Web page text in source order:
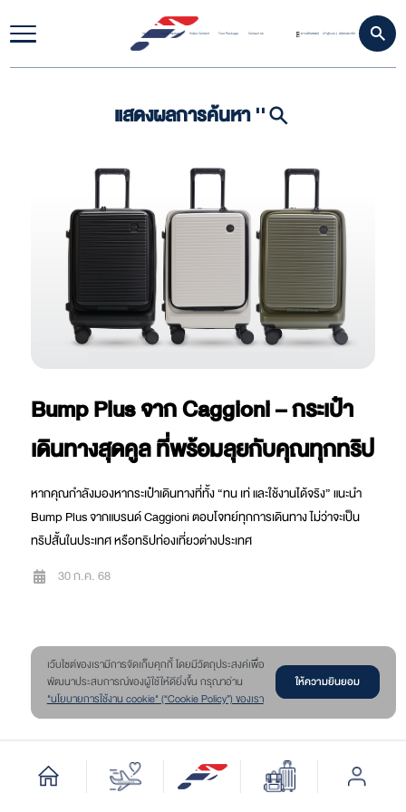
Home Travel Update Video Content Tour Package Contact Us ดาวน์โหลดแอป เข้าสู่ระบบ | สมัครสมาชิก
แสดงผลการค้นหา ''
Bump Plus จาก Caggioni – กระเป๋า
เดินทางสุดคูล ที่พร้อมลุยกับคุณทุกทริป
หากคุณกำลังมองหากระเป๋าเดินทางที่ทั้ง “ทน เท่ และใช้งานได้จริง” แนะนำ
Bump Plus จากแบรนด์ Caggioni ตอบโจทย์ทุกการเดินทาง ไม่ว่าจะเป็น
ทริปสั้นในประเทศ หรือทริปท่องเที่ยวต่างประเทศ
30 ก.ค. 68
เว๊บไซต์ของเรามีการจัดเก็บคุกกี้ โดยมีวัตถุประสงค์เพื่อ
พัฒนาประสบการณ์ของผู้ใช้ให้ดียิ่งขึ้น กรุณาอ่าน
"นโยบายการใช้งาน cookie" (“Cookie Policy”) ของเรา
ให้ความยินยอม